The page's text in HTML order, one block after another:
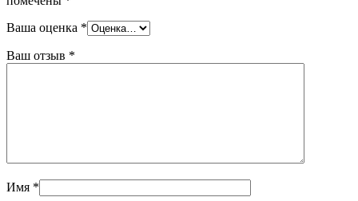
Ваша оценка *
Ваш отзыв *
Имя *